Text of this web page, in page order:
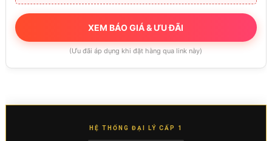
XEM BÁO GIÁ & ƯU ĐÃI
(Ưu đãi áp dụng khi đặt hàng qua link này)
HỆ THỐNG ĐẠI LÝ CẤP 1